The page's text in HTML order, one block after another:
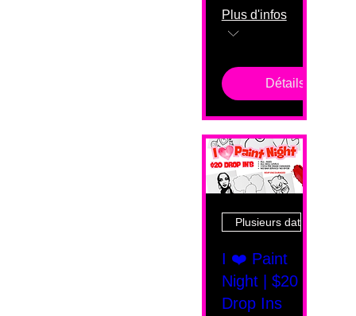
Plus d'infos
Détails
Plusieurs dates
I ❤️ Paint
Night | $20
Drop Ins